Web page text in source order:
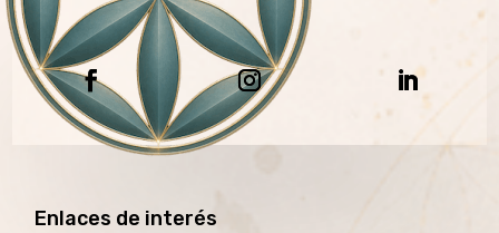
Enlaces de interés